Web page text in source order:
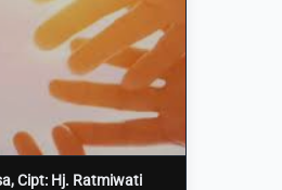
Cipt: Hj. Ratmiwati